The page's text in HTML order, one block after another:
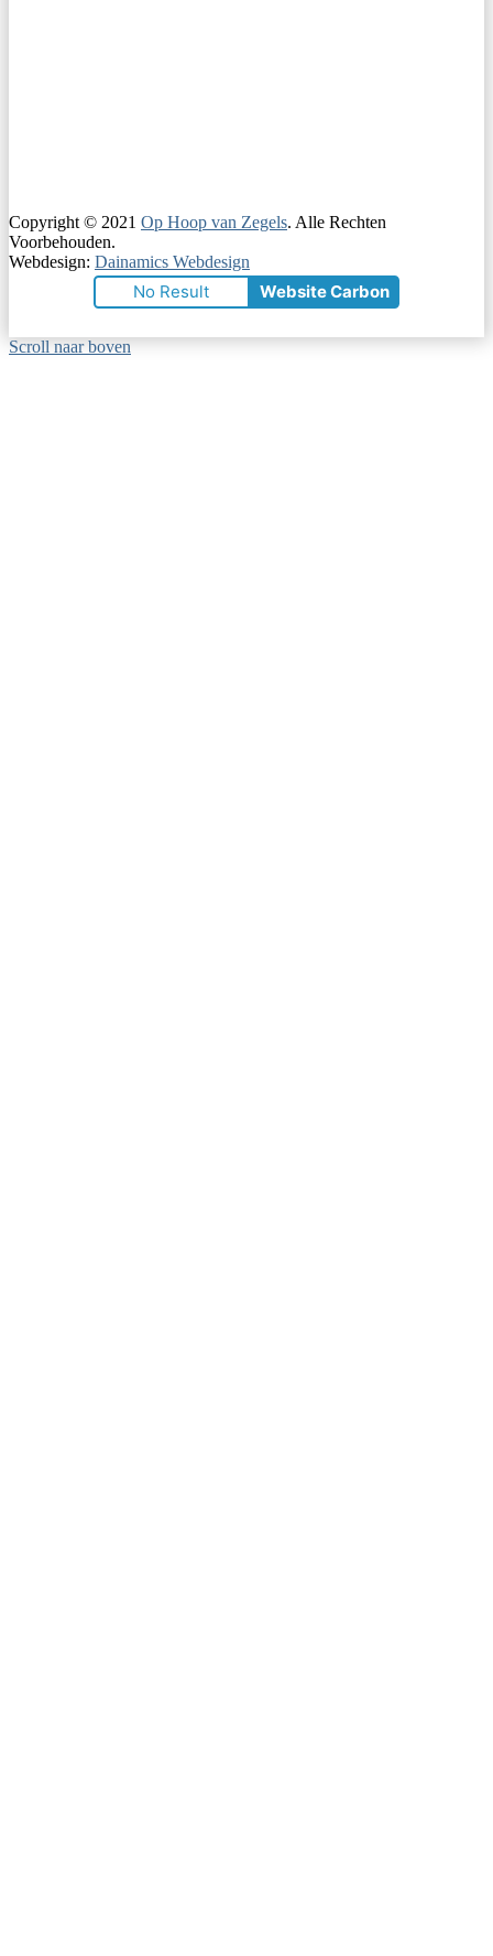
Copyright © 2021 Op Hoop van Zegels. Alle Rechten
Voorbehouden.
Webdesign: Dainamics Webdesign
No Result Website Carbon
Scroll naar boven